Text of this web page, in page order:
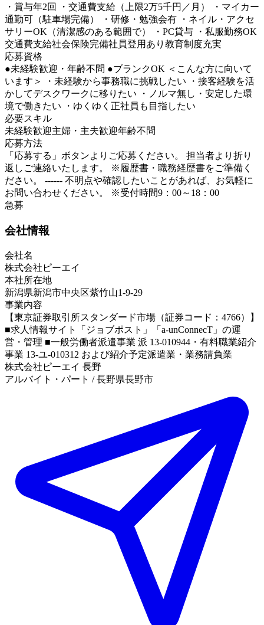
・賞与年2回 ・交通費支給（上限2万5千円／月） ・マイカー
通勤可（駐車場完備） ・研修・勉強会有 ・ネイル・アクセ
サリーOK（清潔感のある範囲で） ・PC貸与 ・私服勤務OK
交通費支給社会保険完備社員登用あり 教育制度充実
応募資格
●未経験歓迎・年齢不問 ●ブランクOK ＜こんな方に向いて
います＞ ・未経験から事務職に挑戦したい ・接客経験を活
かしてデスクワークに移りたい ・ノルマ無し・安定した環
境で働きたい ・ゆくゆく正社員も目指したい
必要スキル
未経験歓迎主婦・主夫歓迎年齢不問
応募方法
「応募する」ボタンよりご応募ください。 担当者より折り
返しご連絡いたします。 ※履歴書・職務経歴書をご準備く
ださい。 ------ 不明点や確認したいことがあれば、お気軽に
お問い合わせください。 ※受付時間9：00～18：00
急募
会社情報
会社名
株式会社ピーエイ
本社所在地
新潟県新潟市中央区紫竹山1-9-29
事業内容
【東京証券取引所スタンダード市場（証券コード：4766）】
■求人情報サイト「ジョブポスト」「a-unConnecT」の運
営・管理 ■一般労働者派遣事業 派 13-010944・有料職業紹介
事業 13-ユ-010312 および紹介予定派遣業・業務請負業
株式会社ピーエイ 長野
アルバイト・パート / 長野県長野市